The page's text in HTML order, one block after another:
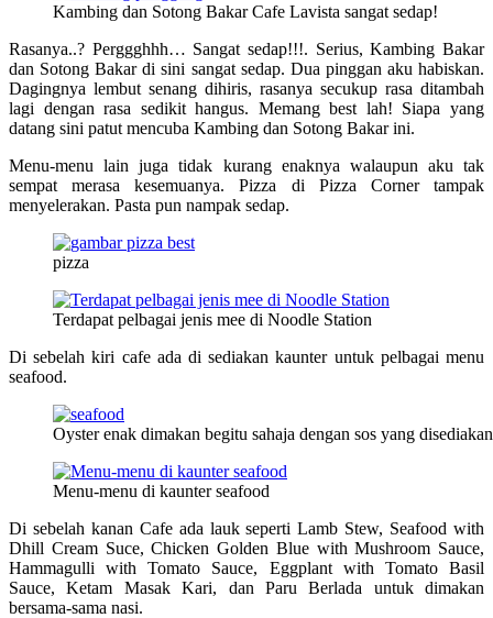
Kambing dan Sotong Bakar Cafe Lavista sangat sedap!
Rasanya..? Perggghhh… Sangat sedap!!!. Serius, Kambing Bakar
dan Sotong Bakar di sini sangat sedap. Dua pinggan aku habiskan.
Dagingnya lembut senang dihiris, rasanya secukup rasa ditambah
lagi dengan rasa sedikit hangus. Memang best lah! Siapa yang
datang sini patut mencuba Kambing dan Sotong Bakar ini.
Menu-menu lain juga tidak kurang enaknya walaupun aku tak
sempat merasa kesemuanya. Pizza di Pizza Corner tampak
menyelerakan. Pasta pun nampak sedap.
pizza
Terdapat pelbagai jenis mee di Noodle Station
Di sebelah kiri cafe ada di sediakan kaunter untuk pelbagai menu
seafood.
Oyster enak dimakan begitu sahaja dengan sos yang disediakan
Menu-menu di kaunter seafood
Di sebelah kanan Cafe ada lauk seperti Lamb Stew, Seafood with
Dhill Cream Suce, Chicken Golden Blue with Mushroom Sauce,
Hammagulli with Tomato Sauce, Eggplant with Tomato Basil
Sauce, Ketam Masak Kari, dan Paru Berlada untuk dimakan
bersama-sama nasi.